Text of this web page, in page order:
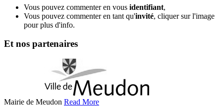
Vous pouvez commenter en vous identifiant,
Vous pouvez commenter en tant qu'invité, cliquer sur l'image
pour plus d'info.
Et nos partenaires
Mairie de Meudon Read More